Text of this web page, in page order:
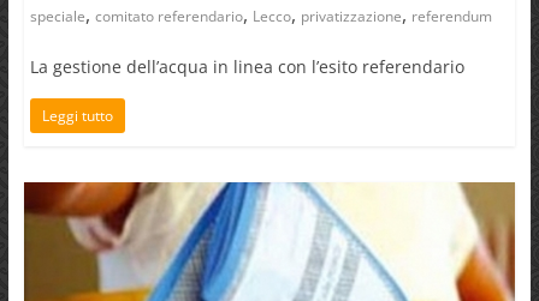
speciale, comitato referendario, Lecco, privatizzazione, referendum
La gestione dell’acqua in linea con l’esito referendario
Leggi tutto